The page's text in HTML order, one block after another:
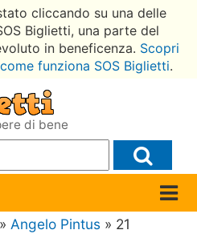
cliccando su una delle
Biglietti, una parte del
in beneficenza. Scopri
funziona SOS Biglietti.
di bene
»Angelo Pintus » 21